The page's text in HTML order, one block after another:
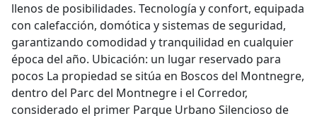
llenos de posibilidades. Tecnología y confort, equipada
con calefacción, domótica y sistemas de seguridad,
garantizando comodidad y tranquilidad en cualquier
época del año. Ubicación: un lugar reservado para
pocos La propiedad se sitúa en Boscos del Montnegre,
dentro del Parc del Montnegre i el Corredor,
considerado el primer Parque Urbano Silencioso de